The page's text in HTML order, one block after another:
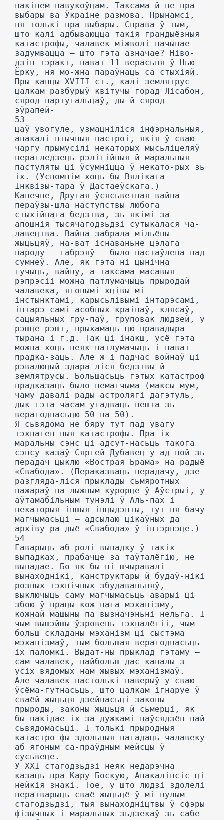
пакінем навукоўцам. Таксама й не пра
выбары ва Ўкраіне размова. Прынамсі,
ня толькі пра выбары. Справа ў тым,
што калі адбываюцца такія грандыёзныя
катастрофы, чалавек міжволі пачынае
задумвацца — што гэта азначае? Ніво-
дзін тэракт, нават 11 верасьня ў Нью-
Ёрку, ня мо-жна параўнаць са стыхіяй.
Пры канцы XVIII ст., калі землятрус
цалкам разбурыў квітучы горад Лісабон,
сярод партугальцаў, ды й сярод
эўрапей-
53
цаў увогуле, узмацніліся інфэрнальныя,
апакалі-птычныя настроі, якія ў сваю
чаргу прымусілі некаторых мысьліцеляў
перагледзець рэлігійныя й маральныя
пастуляты ці ўсумніцца ў некато-рых зь
іх. (Успомнім хоць бы Вялікага
Інквізы-тара ў Дастаеўскага.)
Канечне, Другая ўсясьветная вайна
пераўзы-шла наступствы любога
стыхійнага бедзтва, зь якімі за
апошнія тысячагодзьдзі сутыкалася ча-
лавецтва. Вайна забрала мільёны
жыцьцяў, на-ват існаваньне цэлага
народу — габрэяў — было пастаўлена пад
сумнеў. Але, як гэта ні цынічна
гучыць, вайну, а таксама масавыя
рэпрэсіі можна патлумачыць прыродай
чалавека, ягонымі хцівы-мі
інстынктамі, карысьлівымі інтарэсамі,
інтарэ-самі асобных краінаў, клясаў,
сацыяльных гру-паў, груповак людзей, у
рэшце рэшт, прыхамаць-цю правадыра-
тырана і г.д. Так ці інакш, усё гэта
можна хоць неяк патлумачыць і нават
прадка-заць. Але ж і падчас войнаў ці
рэвалюцый здара-ліся бедзтвы й
землятрусы. Большасьць гэтых катастроф
прадказаць было немагчыма (максы-мум,
чаму давалі рады астролягі дагэтуль,
дык гэта часам угадваць нешта зь
верагоднасьцю 50 на 50).
Я сьвядома не бяру тут пад увагу
тэхнаген-ныя катастрофы. Пра іх
маральны сэнс ці адсут-насьць такога
сэнсу казаў Сяргей Дубавец у ад-ной зь
перадач цыклю «Вострая Брама» на радыё
«Свабода». (Пераказваць перадачу, дзе
разгляда-ліся прыклады сьмяротных
пажараў на лыжным курорце ў Аўстрыі, у
аўтамабільным тунэлі ў Аль-пах і
некаторыя іншыя інцыдэнты, тут ня бачу
магчымасьці — адсылаю цікаўных да
архіву ра-дыё «Свабода» ў інтэрнэце.)
54
Гаварыць аб ролі выпадку ў такіх
выпадках, прабачце за таўталёгію, не
выпадае. Бо як бы ні шчыравалі
вынаходнікі, канструктары й будаў-нікі
розных тэхнічных збудаваньняў,
выключыць саму магчымасьць аварыі ці
збою ў працы кож-нага мэханізму,
кожнай машыны па вызначэньні нельга. I
чым вышэйшы ўзровень тэхналёгіі, чым
больш складаны мэханізм ці сыстэма
мэханізмаў, тым большая верагоднасьць
іх паломкі. Выдат-ны прыклад гэтаму —
сам чалавек, найбольш дас-каналы з
усіх вядомых нам жывых мэханізмаў.
Але чалавек настолькі паверыў у сваю
ўсёма-гутнасьць, што цалкам ігнаруе ў
сваёй жыцьця-дзейнасьці законы
прыроды, законы жыцьця й сьмерці, як
бы пакідае іх за дужкамі паўсядзён-най
сьвядомасьці. I толькі прыродныя
катастро-фы здольныя нагадаць чалавеку
аб ягоным са-праўдным мейсцы ў
сусьвеце.
У XXI стагодзьдзі неяк недарэчна
казаць пра Кару Боскую, Апакаліпсіс ці
нейкія знакі. Тое, у што людзі здолелі
ператварыць сваё жыцьцё ў мі-нулым
стагодзьдзі, тыя вынаходніцтвы ў сфэры
фізычных і маральных зьдзекаў зь сабе